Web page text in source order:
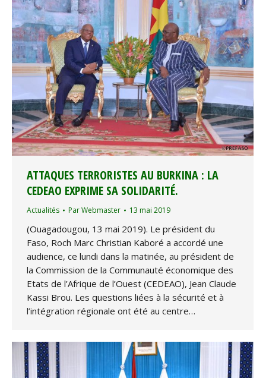
ATTAQUES TERRORISTES AU BURKINA : LA
CEDEAO EXPRIME SA SOLIDARITÉ.
Actualités ParWebmaster 13 mai 2019
(Ouagadougou, 13 mai 2019). Le président du
Faso, Roch Marc Christian Kaboré a accordé une
audience, ce lundi dans la matinée, au président de
la Commission de la Communauté économique des
Etats de l’Afrique de l’Ouest (CEDEAO), Jean Claude
Kassi Brou. Les questions liées à la sécurité et à
l’intégration régionale ont été au centre…